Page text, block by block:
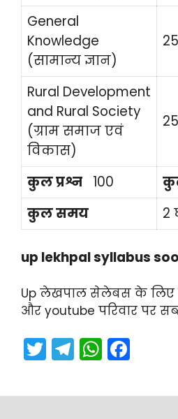
General
Knowledge
(सामान्य ज्ञान)
Rural Development
and Rural Society
(ग्राम समाज एवं
विकास)
कुल प्रश्न 100
कुल समय
2
up lekhpal syllabus
Up लेखपाल सेलेबस के लिए
और youtube परिवार पर
T
w
itt
T
el
e
W
h
a c